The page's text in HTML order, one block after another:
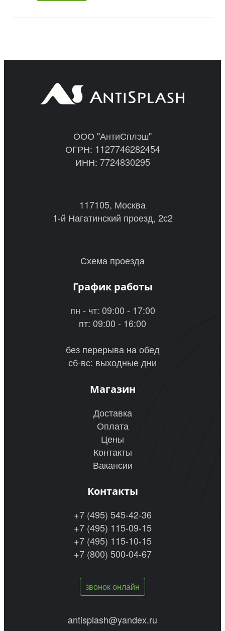
ООО "АнтиСплэш"
ОГРН: 1127746282454
ИНН: 7724830295
117105, Москва
1-й Нагатинский проезд, 2с2
Схема проезда
График работы
пн - чт: 09:00 - 17:00
пт: 09:00 - 16:00
без перерыва на обед
сб-вс: выходные дни
Магазин
Доставка
Оплата
Цены
Контакты
Вакансии
Контакты
+7 (495) 545-42-36
+7 (495) 115-09-15
+7 (495) 115-10-15
+7 (800) 500-04-67
звонок онлайн
antisplash@yandex.ru